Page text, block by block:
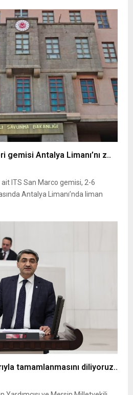
Antalya Limanı’nı z..
ITS San Marco gemisi, 2-6
Antalya Limanı’nda liman
tamamlanmasını diliyoruz..